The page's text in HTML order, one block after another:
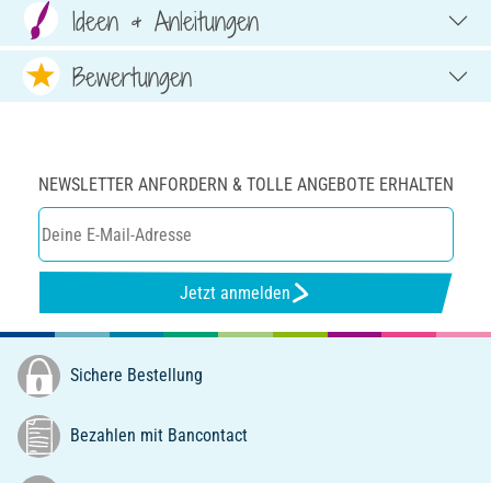
Ideen & Anleitungen
Bewertungen
NEWSLETTER ANFORDERN & TOLLE ANGEBOTE ERHALTEN
Jetzt anmelden
Sichere Bestellung
Bezahlen mit Bancontact